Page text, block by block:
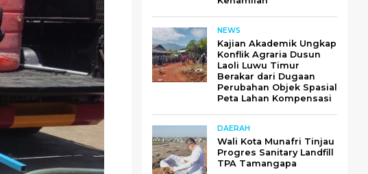
NEWS
Kajian Akademik Ungkap
Konflik Agraria Dusun
Laoli Luwu Timur
Berakar dari Dugaan
Perubahan Objek Spasial
Peta Lahan Kompensasi
DAERAH
Wali Kota Munafri Tinjau
Progres Sanitary Landfill
TPA Tamangapa